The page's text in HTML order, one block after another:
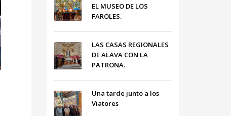
EL MUSEO DE LOS
FAROLES.
LAS CASAS REGIONALES
DE ALAVA CON LA
PATRONA.
Una tarde junto a los
Viatores